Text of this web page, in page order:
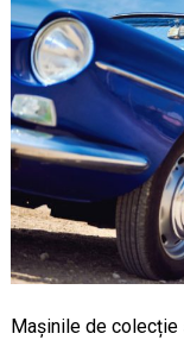
Mașinile de colecție